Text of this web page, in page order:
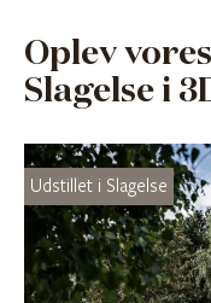
Oplev
Slagelse i
Udstillet i Slagelse